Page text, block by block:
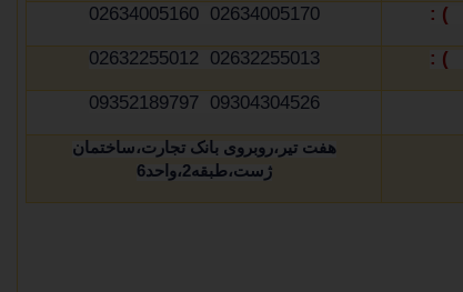
02634005170 02634005160
02632255013 02632255012
09304304526 09352189797
هفت تیر،روبروی بانک تجارت،ساختمان
ژست،طبقه2،واحد6